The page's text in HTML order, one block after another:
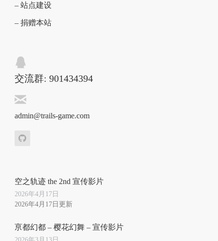
– 站点建设
– 捐赠本站
交流群: 901434394
admin@trails-game.com
空之轨迹 the 2nd 宣传影片
2026年4月17日
2026年4月17日更新
亰都幻都 – 樱花幻舞 – 宣传影片